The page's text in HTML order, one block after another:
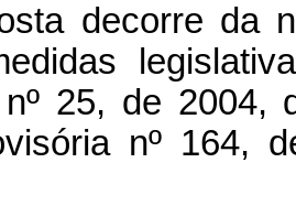
decorre da
25, de 2004,
nº 164,